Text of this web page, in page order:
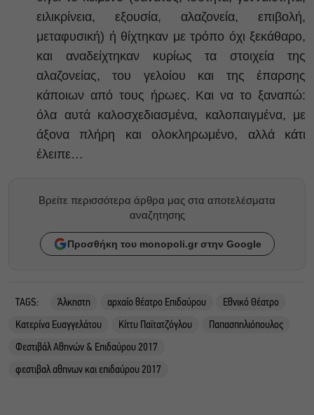
ειλικρίνεια, εξουσία, αλαζονεία, επιβολή,
μεταφυσική) ή θίχτηκαν με τρόπο όχι ξεκάθαρο,
και αναδείχτηκαν κυρίως τα στοιχεία της
αλαζονείας, του γελοίου και της έπαρσης
κάποιων από τους ήρωες. Και να το ξαναπώ:
όλα αυτά καλοσχεδιασμένα, καλοπαιγμένα, με
άξονα πλήρη και ολοκληρωμένο, αλλά κάτι
έλειπε…
Βρείτε περισσότερα άρθρα μας στα αποτελέσματα
αναζητησης
Προσθήκη του monopoli.gr στην Google
TAGS: Άλκηστη αρχαίο θέατρο Επιδαύρου
Εθνικό Θέατρο
Κατερίνα Ευαγγελάτου
Κίττυ Παϊτατζόγλου
Παπασπηλιόπουλος
Φεστιβάλ Αθηνών & Επιδαύρου 2017
φεστιβαλ αθηνων και επιδαύρου 2017